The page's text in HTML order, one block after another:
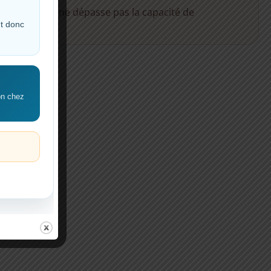
totale ne dépasse pas la capacité de
donc
chez